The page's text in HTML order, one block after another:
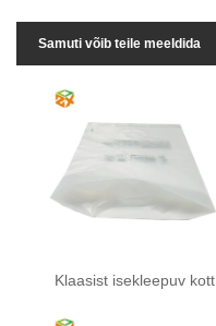
Samuti võib teile meeldida
Klaasist isekleepuv kott